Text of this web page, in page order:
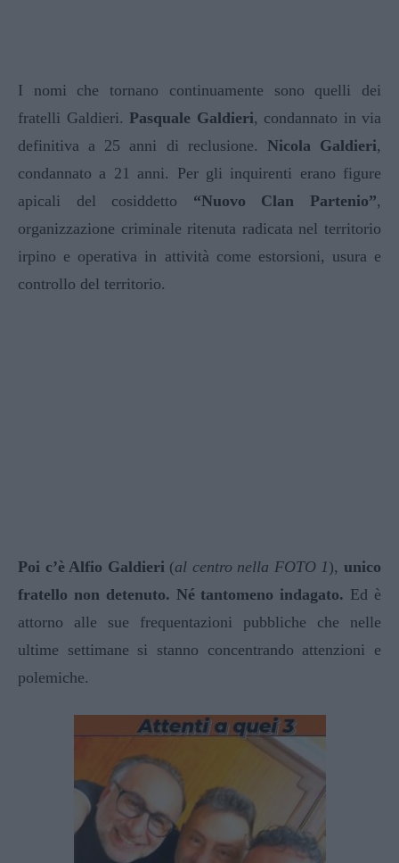
I nomi che tornano continuamente sono quelli dei
fratelli Galdieri. Pasquale Galdieri, condannato in via
definitiva a 25 anni di reclusione. Nicola Galdieri,
condannato a 21 anni. Per gli inquirenti erano figure
apicali del cosiddetto “Nuovo Clan Partenio”,
organizzazione criminale ritenuta radicata nel territorio
irpino e operativa in attività come estorsioni, usura e
controllo del territorio.
Poi c’è Alfio Galdieri(al centro nella FOTO 1), unico
fratello non detenuto. Né tantomeno indagato. Ed è
attorno alle sue frequentazioni pubbliche che nelle
ultime settimane si stanno concentrando attenzioni e
polemiche.